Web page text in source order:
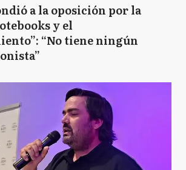
a la oposición por la
y el
“No tiene ningún